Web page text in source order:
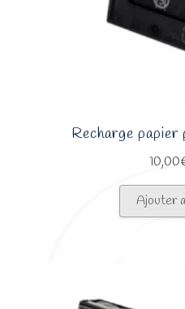
Recharge papier
10,00
Ajouter